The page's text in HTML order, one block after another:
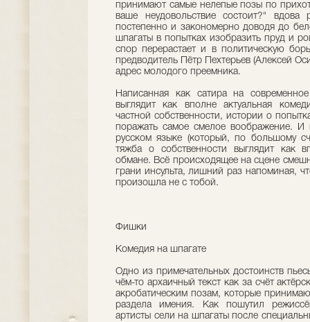
принимают самые нелепые позы по
ваше неудовольствие состоит?"
постепенно и закономерно доводя до
шпагаты в попытках изобразить пруд и
спор перерастает и в политическую
предводитель Пётр Пехтерьев (Алексей
адрес молодого преемника.
Написанная как сатира на
выглядит как вполне актуальная
частной собственности, истории о
поражать самое смелое воображение. И
русском языке (который, по большому
тяжба о собственности выглядит как
обмане. Всё происходящее на сцене
грани инсульта, лишний раз напоминая,
произошла не с тобой.
Фишки
Комедия на шпагате
Одно из примечательных достоинств
чём-то архаичный текст как за счёт
акробатическим позам, которые
раздела имения. Как пошутил
артисты сели на шпагаты после